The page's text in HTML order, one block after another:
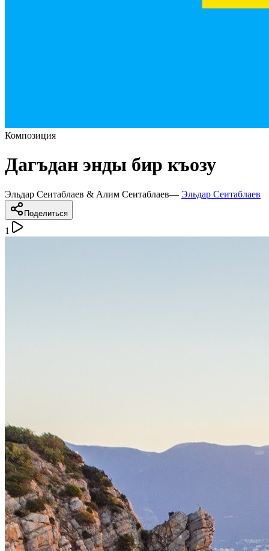
Композиция
Дагъдан энды бир къозу
Эльдар Сеитаблаев & Алим Сеитаблаев— Эльдар Сеитаблаев
Поделиться
1